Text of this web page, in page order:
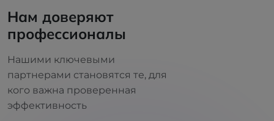
Нам доверяют
профессионалы
Нашими ключевыми
партнерами становятся те, для
кого важна проверенная
эффективность